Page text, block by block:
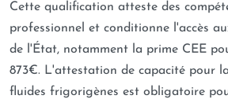
Cette qualification atteste des
professionnel et conditionne l'accès
de l'État, notamment la prime CEE
873€. L'attestation de capacité pour
fluides frigorigènes est obligatoire